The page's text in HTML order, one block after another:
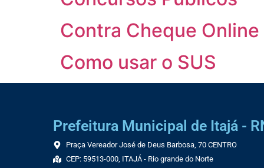
Contra Cheque Online
Como usar o SUS
Prefeitura Municipal de Itajá -
Praça Vereador José de Deus Barbosa, 70 CENTRO
CEP: 59513-000, ITAJÁ - Rio grande do Norte